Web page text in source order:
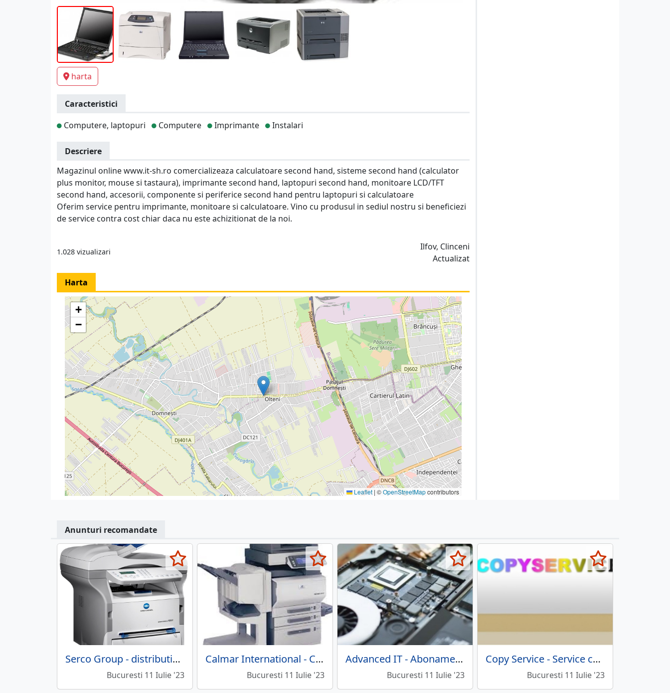
harta
Caracteristici
Computere, laptopuri
Computere Imprimante Instalari
Descriere
Magazinul online www.it-sh.ro comercializeaza calculatoare second hand, sisteme second hand (calculator
plus monitor, mouse si tastaura), imprimante second hand, laptopuri second hand, monitoare LCD/TFT
second hand, accesorii, componente si periferice second hand pentru laptopuri si calculatoare
Oferim service pentru imprimante, monitoare si calculatoare. Vino cu produsul in sediul nostru si beneficiezi
de service contra cost chiar daca nu este achizitionat de la noi.
1.028 vizualizari
Ilfov, Clinceni
Actualizat
Harta
+
−
Leaflet | ©OpenStreetMapcontributors
Anunturi recomandate
Serco Group - distributie, service copiatoare, imprimante
Bucuresti 11 Iulie '23
Calmar International - Comert, service, inchirieri imprimante
Bucuresti 11 Iulie '23
Advanced IT - Abonamente mentenatta IT, reparatii PC
Bucuresti 11 Iulie '23
Copy Service - Service copiatoare, imprimante si multifunctionale
Bucuresti 11 Iulie '23